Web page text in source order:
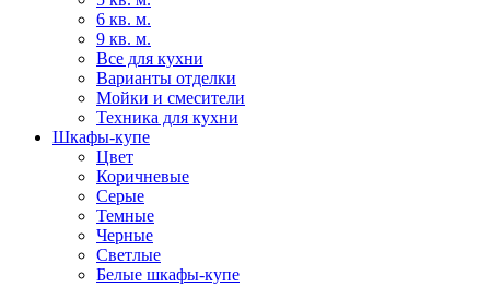
6 кв. м.
9 кв. м.
Все для кухни
Варианты отделки
Мойки и смесители
Техника для кухни
Шкафы-купе
Цвет
Коричневые
Серые
Темные
Черные
Светлые
Белые шкафы-купе